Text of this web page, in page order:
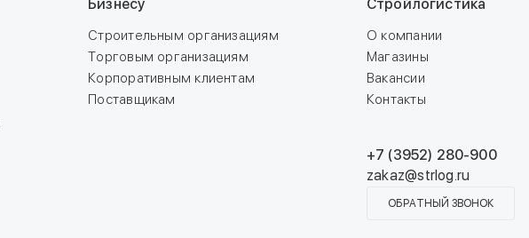
Бизнесу
Строительным организациям
Торговым организациям
Корпоративным клиентам
Поставщикам
Стройлогистика
О компании
Магазины
Вакансии
Контакты
+7 (3952) 280-900
zakaz@strlog.ru
ОБРАТНЫЙ ЗВОНОК